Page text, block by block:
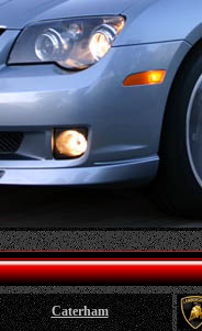
Caterham